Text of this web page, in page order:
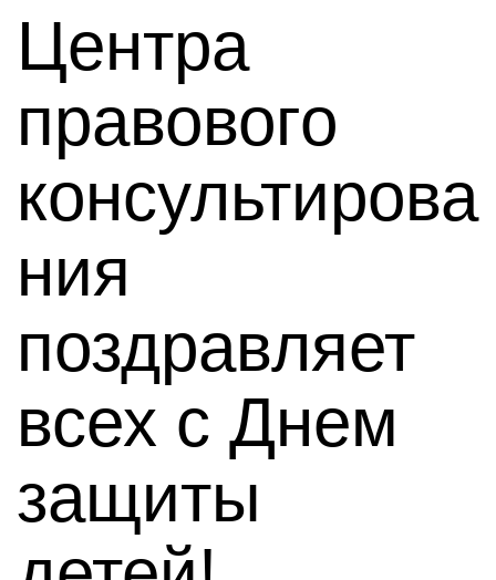
Центра
правового
консультирова
ния
поздравляет
всех с Днем
защиты